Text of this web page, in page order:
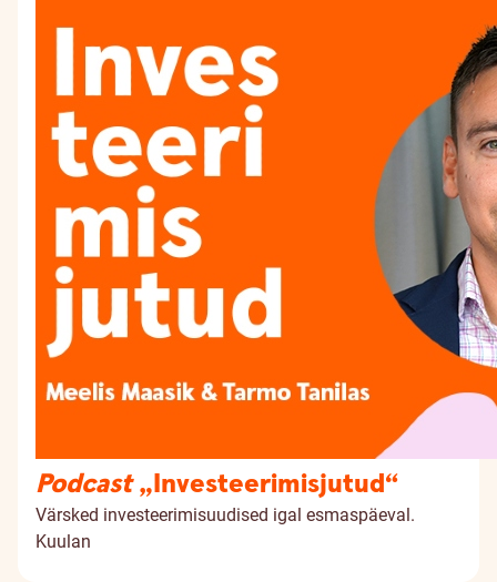
Podcast„Investeerimisjutud“
Värsked investeerimisuudised igal esmaspäeval.
Kuulan